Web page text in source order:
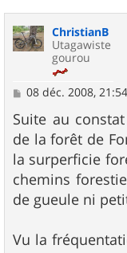
ChristianB
Utagawiste
gourou
M
s
s
a
g
e
08 déc. 2008, 21:54
Suite au
de la forêt de
la surperficie
chemins
de gueule ni
Vu la